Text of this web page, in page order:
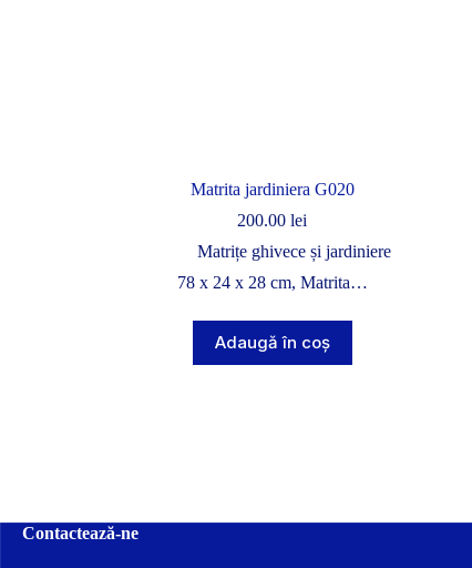
Matrita jardiniera G020
200.00lei
Matrițe ghivece și jardiniere
78 x 24 x 28 cm, Matrita…
Adaugă în coș
Contactează-ne